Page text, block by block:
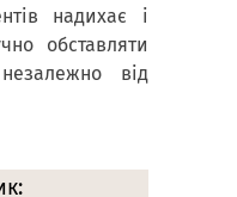
надихає і
обставляти
від